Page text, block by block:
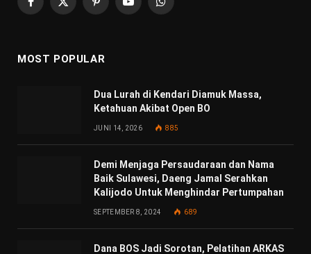
Facebook
X
PinterestYouTubeWhatsApp
MOST POPULAR
Dua Lurah di Kendari Diamuk Massa,
Ketahuan Akibat Open BO
JUNI 14, 2026 885
Demi Menjaga Persaudaraan dan Nama
Baik Sulawesi, Daeng Jamal Serahkan
Kalijodo Untuk Menghindar Pertumpahan
SEPTEMBER 8, 2024 689
Dana BOS Jadi Sorotan, Pelatihan ARKAS